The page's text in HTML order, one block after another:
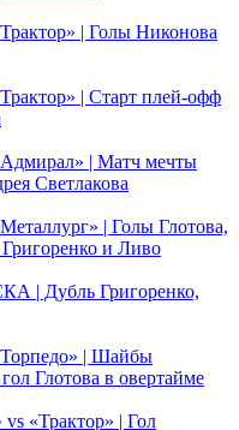
| Голы Никонова
| Старт плей-офф
| Матч мечты
Светлакова
| Голы Глотова,
и Ливо
| Дубль Григоренко,
| Шайбы
Глотова в овертайме
«Трактор» | Гол